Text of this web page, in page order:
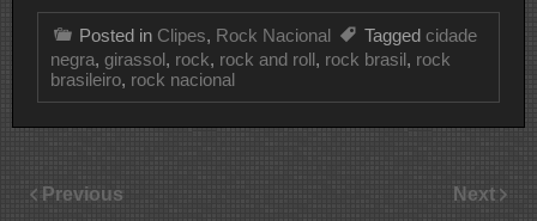
Posted in Clipes, Rock Nacional Tagged cidade
negra, girassol, rock, rock and roll, rock brasil, rock
brasileiro, rock nacional
Previous Next